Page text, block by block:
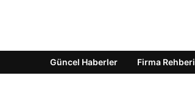
Güncel Haberler Firma Rehberi